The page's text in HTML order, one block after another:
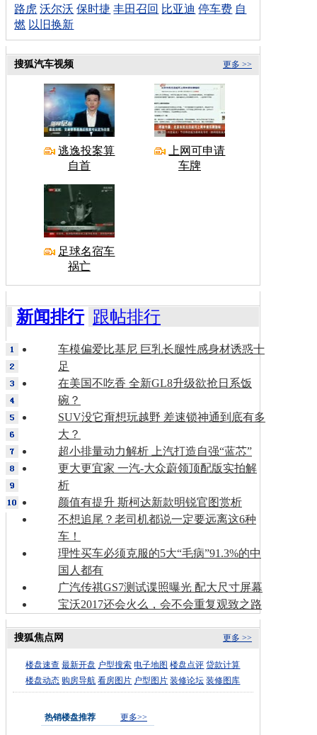
路虎 沃尔沃 保时捷 丰田召回 比亚迪 停车费 自
燃 以旧换新
更多 >>
搜狐汽车视频
逃逸投案算
自首
上网可申请
车牌
足球名宿车
祸亡
新闻排行 跟帖排行
车模偏爱比基尼 巨乳长腿性感身材诱惑十
足
在美国不吃香 全新GL8升级欲抢日系饭
碗？
SUV没它甭想玩越野 差速锁神通到底有多
大？
超小排量动力解析 上汽打造自强“蓝芯”
更大更宜家 一汽-大众蔚领顶配版实拍解
析
颜值有提升 斯柯达新款明锐官图赏析
不想追尾？老司机都说一定要远离这6种
车！
理性买车必须克服的5大“毛病”91.3%的中
国人都有
广汽传祺GS7测试谍照曝光 配大尺寸屏幕
宝沃2017还会火么，会不会重复观致之路
更多 >>
搜狐焦点网
楼盘速查 最新开盘 户型搜索 电子地图 楼盘点评 贷款计算
楼盘动态 购房导航 看房图片 户型图片 装修论坛 装修图库
热销楼盘推荐 更多>>